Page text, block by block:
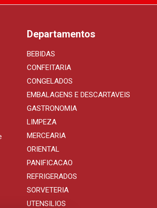
Departamentos
BEBIDAS
CONFEITARIA
CONGELADOS
EMBALAGENS E DESCARTAVEIS
GASTRONOMIA
LIMPEZA
MERCEARIA
ORIENTAL
PANIFICACAO
REFRIGERADOS
SORVETERIA
UTENSILIOS